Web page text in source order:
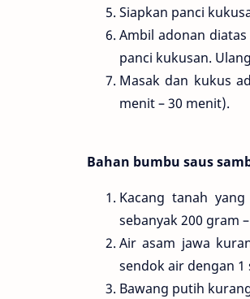
Siapkan panci
Ambil adonan
panci kukusan.
Masak dan kukus
menit – 30 menit).
Bahan bumbu saus
Kacang tanah
sebanyak 200 gram
Air asam jawa
sendok air dengan 1
Bawang putih